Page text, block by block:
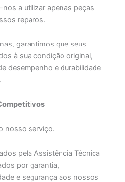
a utilizar apenas peças
reparos.
garantimos que seus
à sua condição original,
desempenho e durabilidade
nosso serviço.
pela Assistência Técnica
por garantia,
e segurança aos nossos